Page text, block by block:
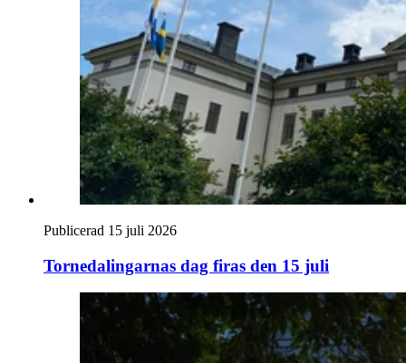
Publicerad 15 juli 2026
Tornedalingarnas dag firas den 15 juli